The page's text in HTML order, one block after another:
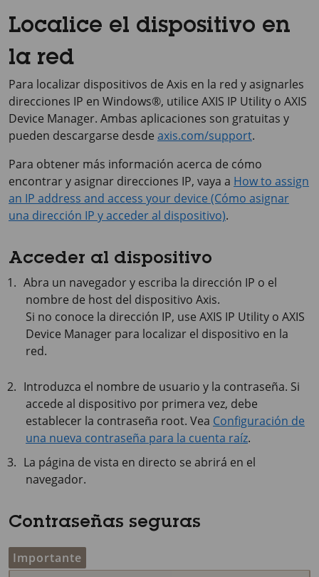
Localice el dispositivo en
la red
Para localizar dispositivos de Axis en la red y asignarles
direcciones IP en Windows®, utilice AXIS IP Utility o AXIS
Device Manager. Ambas aplicaciones son gratuitas y
pueden descargarse desde axis.com/support.
Para obtener más información acerca de cómo
encontrar y asignar direcciones IP, vaya a How to assign
an IP address and access your device (Cómo asignar
una dirección IP y acceder al dispositivo).
Acceder al dispositivo
Abra un navegador y escriba la dirección IP o el
nombre de host del dispositivo Axis.
Si no conoce la dirección IP, use AXIS IP Utility o AXIS
Device Manager para localizar el dispositivo en la
red.
Introduzca el nombre de usuario y la contraseña. Si
accede al dispositivo por primera vez, debe
establecer la contraseña root. Vea Configuración de
una nueva contraseña para la cuenta raíz.
La página de vista en directo se abrirá en el
navegador.
Contraseñas seguras
Importante